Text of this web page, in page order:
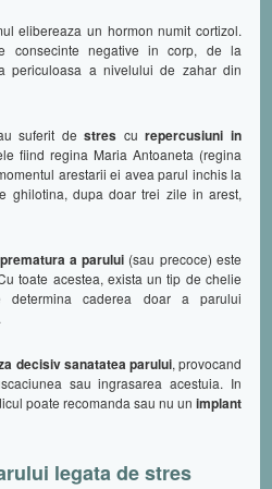
elibereaza un hormon numit cortizol.
consecinte negative in corp, de la
periculoasa a nivelului de zahar din
suferit destres curepercusiuni in
fiind regina Maria Antoaneta (regina
arestarii ei avea parul inchis la
ghilotina, dupa doar trei zile in arest,
a parului (sau precoce) este
toate acestea, exista un tip de chelie
determina caderea doar a parului
decisiv sanatatea parului, provocand
sau ingrasarea acestuia. In
poate recomanda sau nu un implant
legata de stres